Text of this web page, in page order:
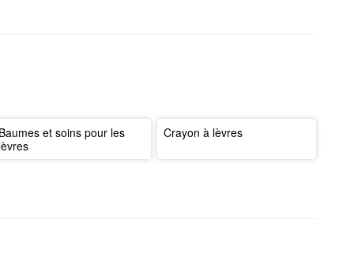
et soins pour les
Crayon à lèvres